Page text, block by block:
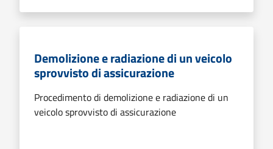
Demolizione e radiazione di un veicolo
sprovvisto di assicurazione
Procedimento di demolizione e radiazione di un
veicolo sprovvisto di assicurazione